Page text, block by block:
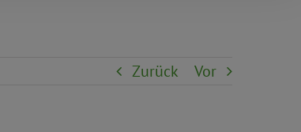
Zurück Vor